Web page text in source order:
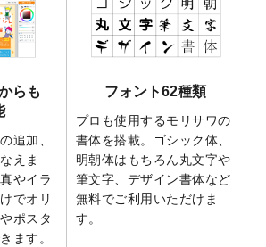
はがき・寒中見舞いのデザインテンプ
トを公開いたしました。
万点以上の写真やイラスト素材が無料
ンバスプリントのデザインテンプレー
を追加いたしました。
見舞いのデザインテンプレートを追加
した。
ャンバスプリントのデザインテンプレー
を追加いたしました。
年版1月始まりのカレンダーデザイン
らも
追加、
えま
やイラ
でオリ
ポスタ
ます。
フォント62種類
プロも使用するモリサワの
書体を搭載。ゴシック体、
明朝体はもちろん丸文字や
筆文字、デザイン書体など
無料でご利用いただけま
す。